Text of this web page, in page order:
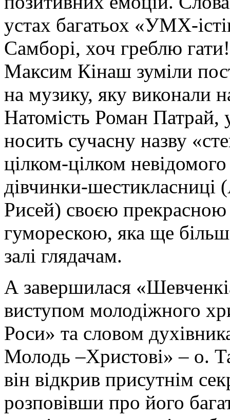
устах багатьох «УМХ-
Самборі, хоч греблю
Максим Кінаш зуміли
на музику, яку виконали
Натомість Роман Патрай,
носить сучасну назву
цілком-цілком
дівчинки-
Рисей) своєю
гуморескою, яка ще
залі глядачам.
А завершилася
виступом молодіжного
Роси» та словом
Молодь –Христові» – о.
він відкрив присутнім
розповівши про його